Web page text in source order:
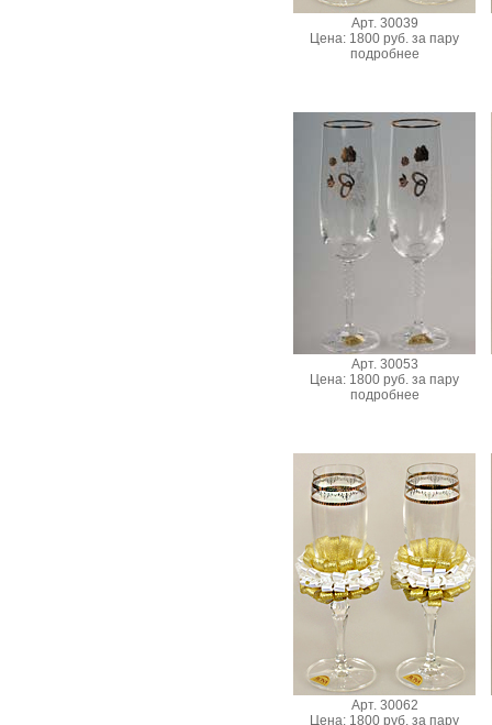
Арт. 30039
Цена: 1800 руб. за пару
подробнее
Арт. 30053
Цена: 1800 руб. за пару
подробнее
Арт. 30062
Цена: 1800 руб. за пару